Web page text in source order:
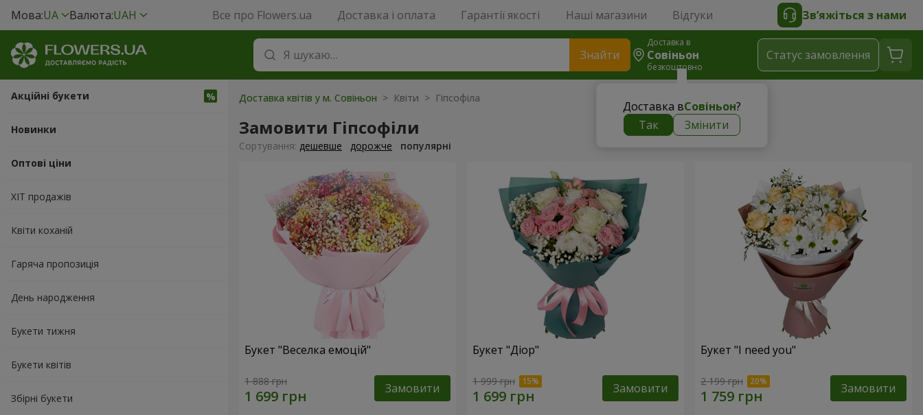
Мова:UA Валюта:UAH Все про Flowers.ua Доставка і оплата Гарантії якості Наші магазини Відгуки Зв’яжіться з нами
Знайти
Доставка в
Совіньон
безкоштовно
Доставка вСовіньон?
Так
Змінити
Статус замовлення
Акційні букети
Новинки
Оптові ціни
ХІТ продажів
Квіти коханій
Гаряча пропозиція
День народження
Букети тижня
Букети квітів
Збірні букети
Доставка квітів у м. Совіньон > Квіти > Гіпсофіла
Замовити Гіпсофіли
Сортування: дешевше дорожче популярні
Букет "Веселка емоцій"
1 888 грн Замовити
Букет "Діор"
1 999 грн Замовити
Букет "I need you"
2 199 грн Замовити